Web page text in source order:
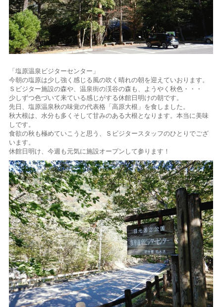
「塩原温泉ビジターセンター」
今朝の塩原は少し強く感じる風の吹く晴れの朝を迎えていおります。
Ｓビジター施設の森や、温泉街の渓谷の森も、ようやく秋色・・・
少しずつ色づいて来ている感じがする休館日明けの朝です。
先日、塩原温泉秋の味覚の代表格「高原大根」を食しました。
秋大根は、水分も多くそして甘みのある大根となります。本当に美味
しです。
食欲の秋も極めていこうと思う、Ｓビジタースタッフのひとりでござ
います。
休館日明け、今週も元気に施設オープンして参ります！